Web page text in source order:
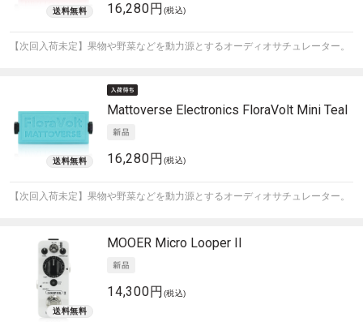
16,280円 (税込)
【次回入荷未定】果物や野菜などを動力源とするオーディオサチュレーター。
Mattoverse Electronics FloraVolt Mini Teal
16,280円 (税込)
【次回入荷未定】果物や野菜などを動力源とするオーディオサチュレーター。
MOOER Micro Looper II
14,300円 (税込)